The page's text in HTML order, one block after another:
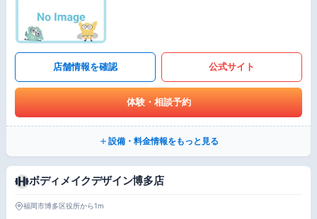
店舗情報を確認 公式サイト
体験・相談予約
設備・料金情報をもっと見る
ボディメイクデザイン博多店
福岡市博多区役所から1m